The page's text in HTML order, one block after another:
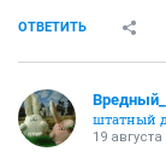
ОТВЕТИТЬ
штатный
19 августа